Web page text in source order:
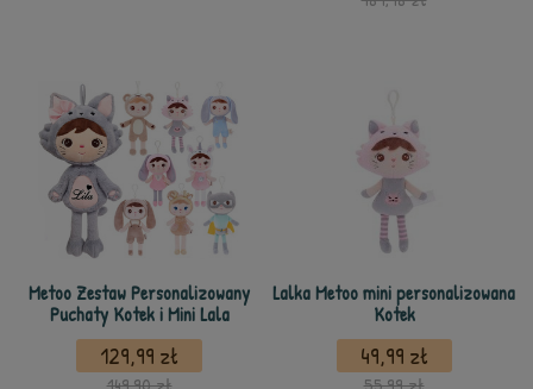
Metoo Zestaw Personalizowany
Puchaty Kotek i Mini Lala
129,99 zł
Lalka Metoo mini personalizowana
Kotek
49,99 zł